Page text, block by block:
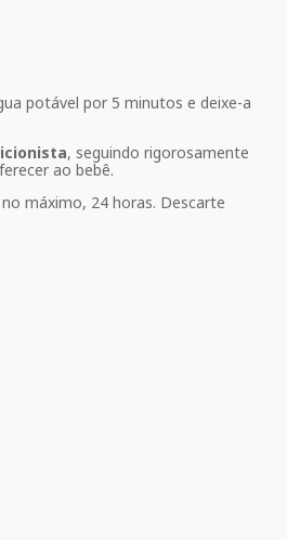
potável por 5 minutos e deixe-a
, seguindo rigorosamente
ao bebê.
máximo, 24 horas. Descarte